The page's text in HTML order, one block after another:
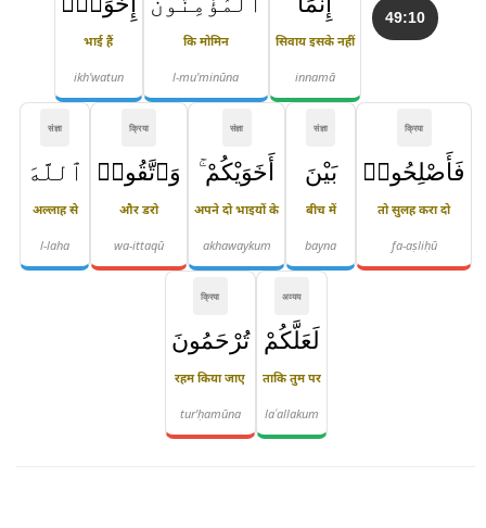
49:10
सिवाय इसके नहीं
innamā
कि मोमिन
l-mu'minūna
भाई हैं
ikh'watun
क्रिया
فَأَصْلِحُوا۟
तो सुलह करा दो
fa-aṣliḥū
संज्ञा
بَيْنَ
बीच में
bayna
संज्ञा
أَخَوَيْكُمْ ۚ
अपने दो भाइयों के
akhawaykum
क्रिया
وَٱتَّقُوا۟
और डरो
wa-ittaqū
संज्ञा
ٱللَّهَ
अल्लाह से
l-laha
अव्यय
لَعَلَّكُمْ
ताकि तुम पर
laʿallakum
क्रिया
تُرْحَمُونَ
रहम किया जाए
tur'ḥamūna